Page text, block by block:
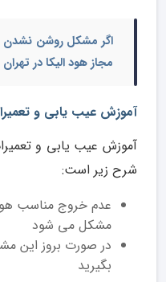
اگر مشکل روشن نشدن
مجاز هود الیکا در
آموزش عیب یابی و
آموزش عیب یابی و
شرح زیر است:
عدم خروج مناسب
مشکل می شود
در صورت بروز این
بگیرید